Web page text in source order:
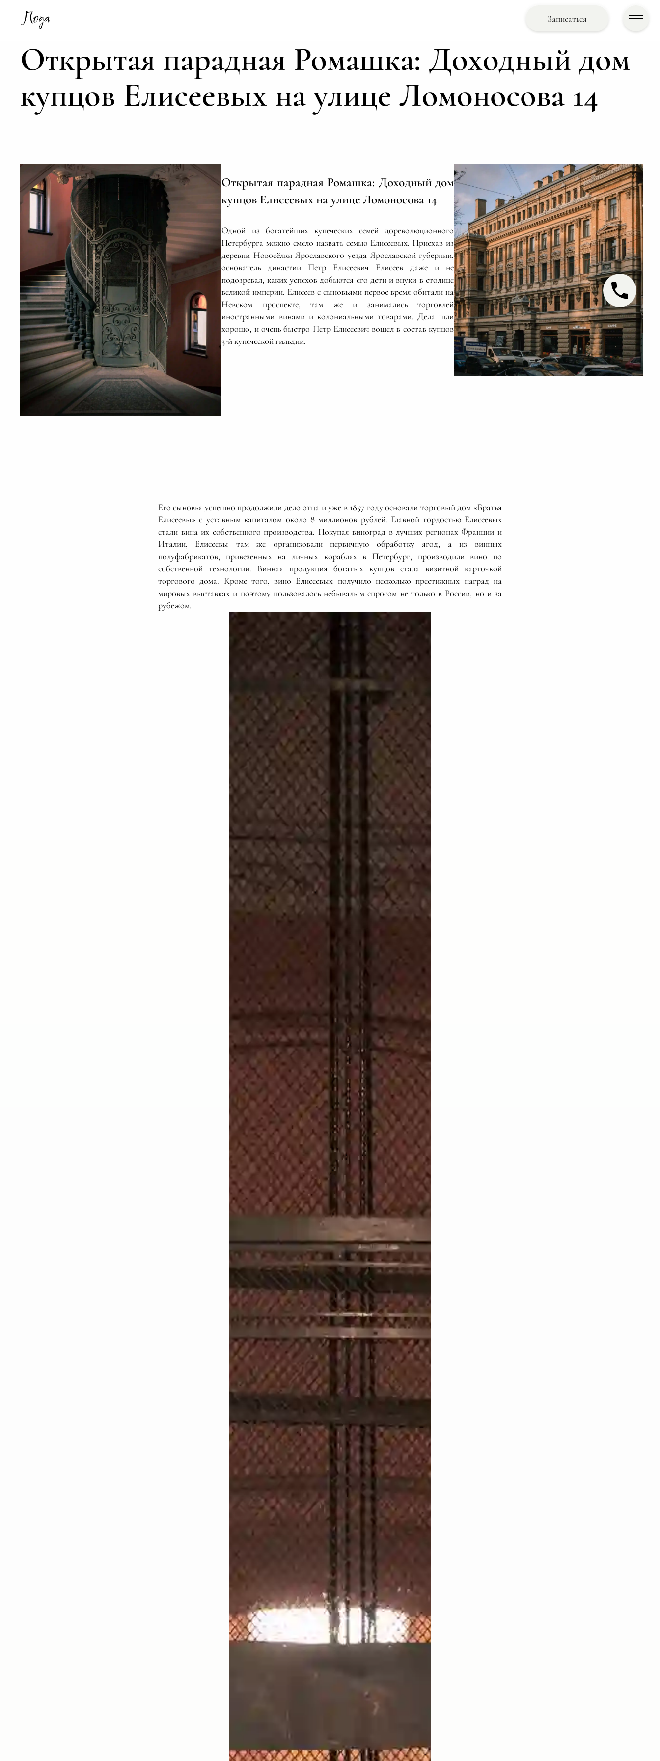
Записаться
Открытая парадная Ромашка: Доходный дом
купцов Елисеевых на улице Ломоносова 14
Открытая парадная Ромашка: Доходный дом
купцов Елисеевых на улице Ломоносова 14
Одной из богатейших купеческих семей дореволюционного
Петербурга можно смело назвать семью Елисеевых. Приехав из
деревни Новосёлки Ярославского уезда Ярославской губернии,
основатель династии Петр Елисеевич Елисеев даже и не
подозревал, каких успехов добьются его дети и внуки в столице
великой империи. Елисеев с сыновьями первое время обитали на
Невском проспекте, там же и занимались торговлей
иностранными винами и колониальными товарами. Дела шли
хорошо, и очень быстро Петр Елисеевич вошел в состав купцов
3-й купеческой гильдии.
Его сыновья успешно продолжили дело отца и уже в 1857 году основали торговый дом «Братья
Елисеевы» с уставным капиталом около 8 миллионов рублей. Главной гордостью Елисеевых
стали вина их собственного производства. Покупая виноград в лучших регионах Франции и
Италии, Елисеевы там же организовали первичную обработку ягод, а из винных
полуфабрикатов, привезенных на личных кораблях в Петербург, производили вино по
собственной технологии. Винная продукция богатых купцов стала визитной карточкой
торгового дома. Кроме того, вино Елисеевых получило несколько престижных наград на
мировых выставках и поэтому пользовалось небывалым спросом не только в России, но и за
рубежом.